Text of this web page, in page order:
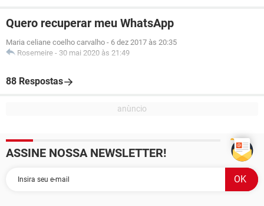
Quero recuperar meu WhatsApp
Maria celiane coelho carvalho - 6 dez 2017 às 20:35
Rosemeire - 30 mai 2020 às 21:49
88 Respostas
ASSINE NOSSA NEWSLETTER!